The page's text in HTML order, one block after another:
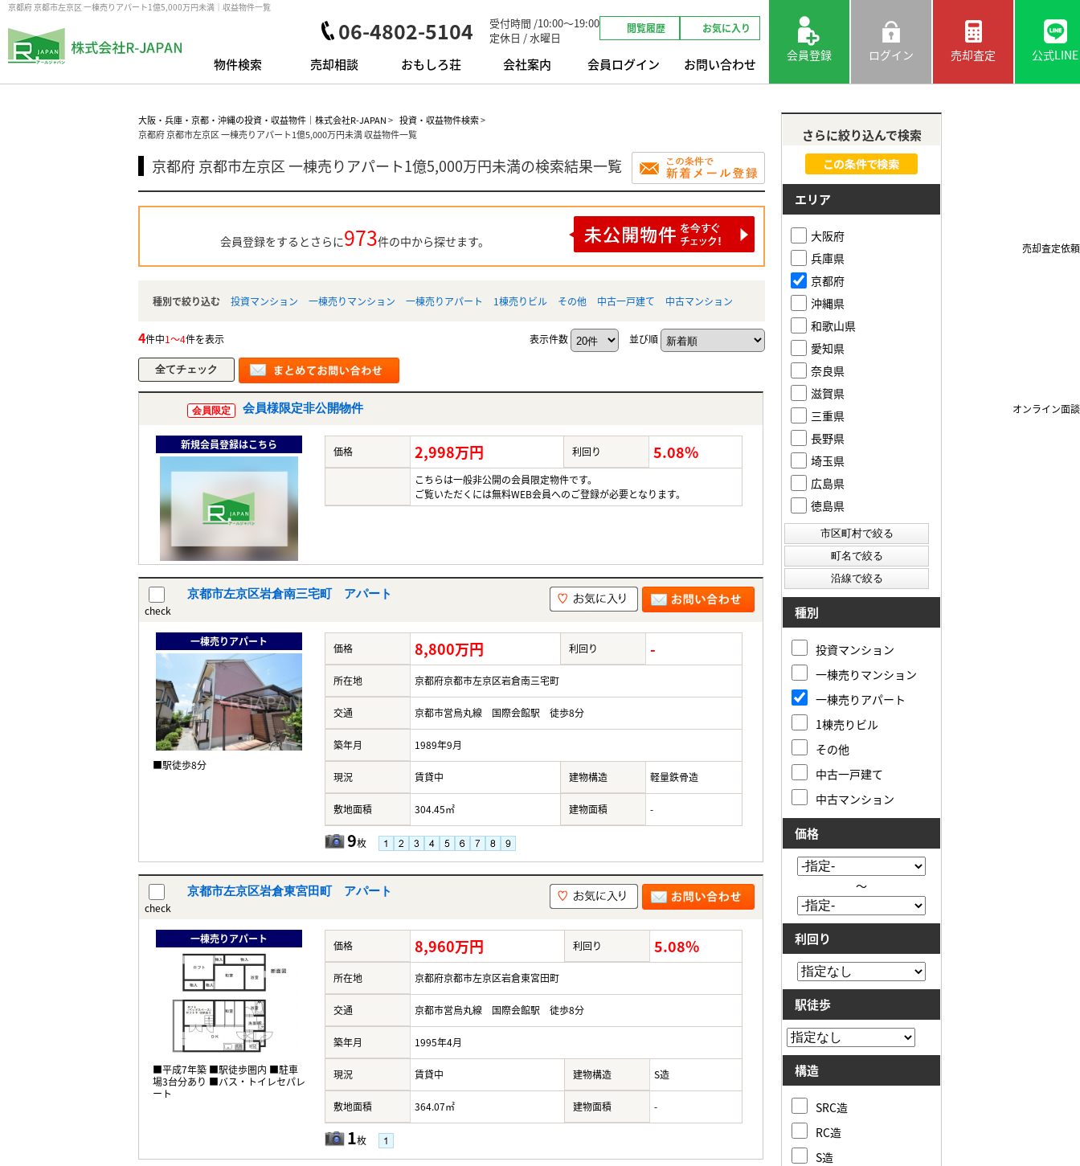
京都府 京都市左京区 一棟売りアパート1億5,000万円未満｜収益物件一覧
06-4802-5104
受付時間 /10:00～19:00
定休日 / 水曜日
閲覧履歴 お気に入り
物件検索 売却相談 おもしろ荘 会社案内 会員ログイン お問い合わせ
会員登録 ログイン 売却査定 公式LINE
大阪・兵庫・京都・沖縄の投資・収益物件｜株式会社R-JAPAN> 投資・収益物件検索>
京都府 京都市左京区 一棟売りアパート1億5,000万円未満 収益物件一覧
京都府 京都市左京区 一棟売りアパート1億5,000万円未満の検索結果一覧
会員登録をするとさらに973件の中から探せます。
種別で絞り込む 投資マンション 一棟売りマンション 一棟売りアパート 1棟売りビル その他 中古一戸建て 中古マンション
4件中1～4件を表示 表示件数 並び順
会員限定 会員様限定非公開物件
新規会員登録はこちら
価格 2,998万円 利回り 5.08%
こちらは一般非公開の会員限定物件です。
ご覧いただくには無料WEB会員へのご登録が必要となります。
check
京都市左京区岩倉南三宅町 アパート
一棟売りアパート
■駅徒歩8分
価格 8,800万円 利回り -
所在地 京都府京都市左京区岩倉南三宅町
交通 京都市営烏丸線 国際会館駅 徒歩8分
築年月 1989年9月
現況 賃貸中 建物構造 軽量鉄骨造
敷地面積 304.45㎡ 建物面積 -
9枚
check
京都市左京区岩倉東宮田町 アパート
一棟売りアパート
■平成7年築 ■駅徒歩圏内 ■駐車
場3台分あり ■バス・トイレセパレ
ート
価格 8,960万円 利回り 5.08%
所在地 京都府京都市左京区岩倉東宮田町
交通 京都市営烏丸線 国際会館駅 徒歩8分
築年月 1995年4月
現況 賃貸中 建物構造 S造
敷地面積 364.07㎡ 建物面積 -
1枚
さらに絞り込んで検索
エリア
大阪府
兵庫県
京都府
沖縄県
和歌山県
愛知県
奈良県
滋賀県
三重県
長野県
埼玉県
広島県
徳島県
種別
投資マンション
一棟売りマンション
一棟売りアパート
1棟売りビル
その他
中古一戸建て
中古マンション
価格
～
利回り
駅徒歩
構造
SRC造
RC造
S造
売却査定依頼
オンライン面談